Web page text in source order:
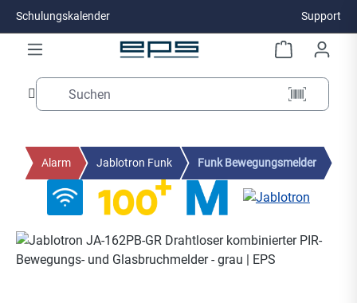
Zum Hauptinhalt springen
Schulungskalender Support
Alarm Jablotron Funk Funk Bewegungsmelder
Bildergalerie überspringen